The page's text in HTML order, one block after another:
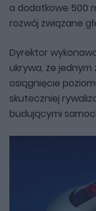
a dodatkowe 500
rozwój związane
Dyrektor
ukrywa, że
osiągnięcie
skuteczniej
budującymi